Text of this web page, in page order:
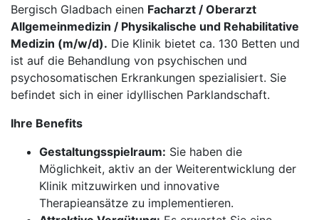
Bergisch Gladbach einen Facharzt / Oberarzt
Allgemeinmedizin / Physikalische und Rehabilitative
Medizin (m/w/d). Die Klinik bietet ca. 130 Betten und
ist auf die Behandlung von psychischen und
psychosomatischen Erkrankungen spezialisiert. Sie
befindet sich in einer idyllischen Parklandschaft.
Ihre Benefits
Gestaltungsspielraum: Sie haben die
Möglichkeit, aktiv an der Weiterentwicklung der
Klinik mitzuwirken und innovative
Therapieansätze zu implementieren.